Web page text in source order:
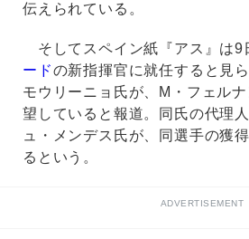
伝えられている。
そしてスペイン紙『アス』は9
ードの新指揮官に就任すると見
モウリーニョ氏が、M・フェル
望していると報道。同氏の代理
ュ・メンデス氏が、同選手の獲
るという。
ADVERTISEMENT